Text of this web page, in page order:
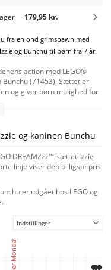
179,95 kr.
fra en ond grimspawn med
og Bunchu til børn fra 7 år.
action med LEGO®
Bunchu (71453). Sættet er
og giver børn mulighed for
redde sit tøjdyr, som er
leddelte arme, ben og
fantasi og følge
at give den
Fantastisk minifigur
mere levende. Izzie har
Der medfølger også
børn kan genskabe hele
og kaninen Bunchu
DREAMZzz™-sættet Izzie
linje viser den billigste pris
er udgået hos LEGO og
Indstillinger